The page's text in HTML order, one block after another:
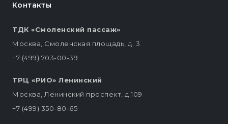
Контакты
ТДК «Смоленский пассаж»
Москва, Смоленская площадь, д. 3
+7 (499) 703-00-39
ТРЦ «РИО» Ленинский
Москва, Ленинский проспект, д.109
+7 (499) 350-80-65